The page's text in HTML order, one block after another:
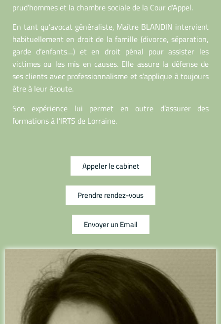
prud’hommes et la chambre sociale de la Cour d’Appel.
En tant qu’avocat généraliste, Maître BLANDIN intervient
habituellement en droit de la famille (divorce, séparation,
garde d’enfants…) et en droit pénal pour assister les
victimes ou les mis en causes. Elle assure la défense de
ses clients avec professionnalisme et s’applique à toujours
être à leur écoute.
Son expérience lui permet en outre d’assurer des
formations à l’IRTS de Lorraine.
Appeler le cabinet
Prendre rendez-vous
Envoyer un Email